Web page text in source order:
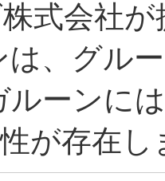
式会社
は、グル
ルーンに
が存在し